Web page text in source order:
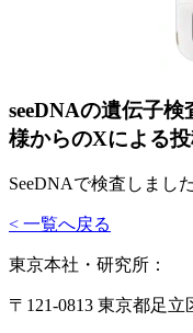
seeDNAの遺伝子
様からのXによる
SeeDNAで検査しました
< 一覧へ戻る
東京本社・研究所：
〒121-0813 東京都足